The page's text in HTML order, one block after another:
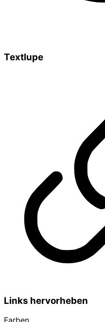
Textlupe
Links hervorheben